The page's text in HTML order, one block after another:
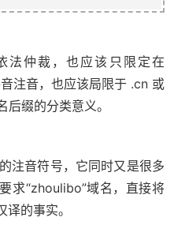
法仲裁，也应该只限定在
注音，也应该局限于 .cn 或
缀的分类意义。
注音符号，它同时又是很多
求“zhoulibo”域名，直接将
的事实。